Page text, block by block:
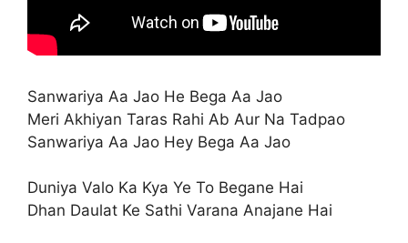
Sanwariya Aa Jao He Bega Aa Jao
Meri Akhiyan Taras Rahi Ab Aur Na Tadpao
Sanwariya Aa Jao Hey Bega Aa Jao
Duniya Valo Ka Kya Ye To Begane Hai
Dhan Daulat Ke Sathi Varana Anajane Hai